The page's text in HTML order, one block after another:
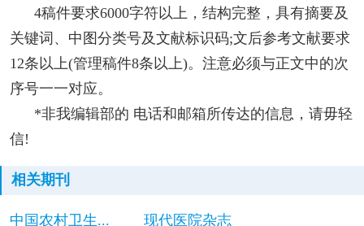
4稿件要求6000字符以上，结构完整，具有摘要及
关键词、中图分类号及文献标识码;文后参考文献要求
12条以上(管理稿件8条以上)。注意必须与正文中的次
序号一一对应。
*非我编辑部的 电话和邮箱所传达的信息，请毋轻
信!
相关期刊
中国农村卫生...
现代医院杂志